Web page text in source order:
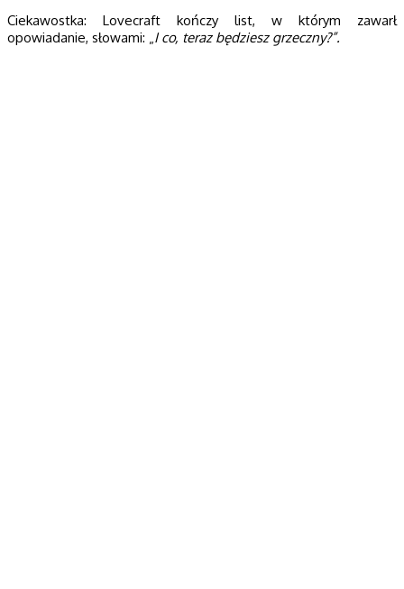
Ciekawostka: Lovecraft kończy list, w którym zawarł
opowiadanie, słowami: „I co, teraz będziesz grzeczny?”.